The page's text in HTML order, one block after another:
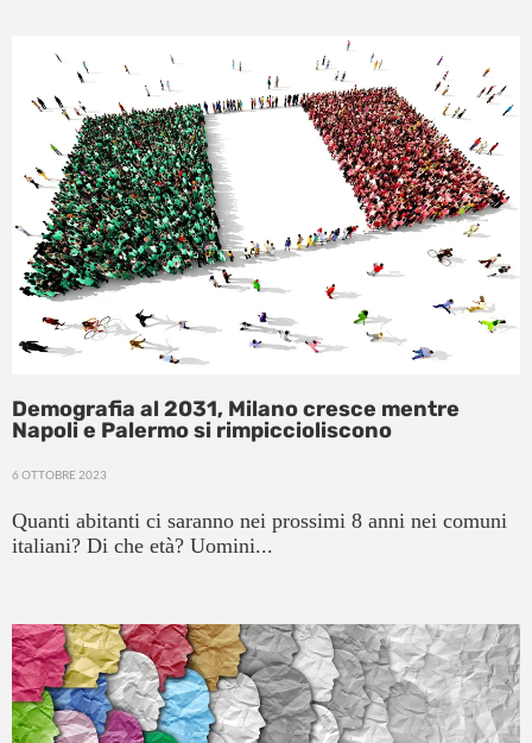
Demografia al 2031, Milano cresce mentre
Napoli e Palermo si rimpiccioliscono
6 OTTOBRE 2023
Quanti abitanti ci saranno nei prossimi 8 anni nei comuni
italiani? Di che età? Uomini...